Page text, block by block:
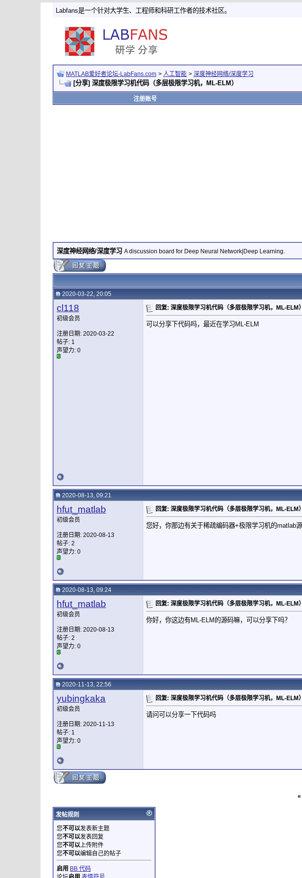
Labfans是一个针对大学生、工程师和科研工作者的技术社区。
MATLAB爱好者论坛-LabFans.com > 人工智能 > 深度神经网络/深度学习
[分享] 深度极限学习机代码（多层极限学习机，ML-ELM）
注册账号
深度神经网络/深度学习 A discussion board for Deep Neural Network|Deep Learning.
2020-03-22, 20:05
cl118
初级会员
注册日期: 2020-03-22
帖子: 1
声望力: 0
回复: 深度极限学习机代码（多层极限学习机，ML-ELM）
可以分享下代码吗，最近在学习ML-ELM
2020-08-13, 09:21
hfut_matlab
初级会员
注册日期: 2020-08-13
帖子: 2
声望力: 0
回复: 深度极限学习机代码（多层极限学习机，ML-ELM）
您好，你那边有关于稀疏编码器+极限学习机的matlab
2020-08-13, 09:24
hfut_matlab
初级会员
注册日期: 2020-08-13
帖子: 2
声望力: 0
回复: 深度极限学习机代码（多层极限学习机，ML-ELM）
你好，你这边有ML-ELM的源码嘛，可以分享下吗？
2020-11-13, 22:56
yubingkaka
初级会员
注册日期: 2020-11-13
帖子: 1
声望力: 0
回复: 深度极限学习机代码（多层极限学习机，ML-ELM）
请问可以分享一下代码吗
«
发帖规则
您不可以发表新主题
您不可以发表回复
您不可以上传附件
您不可以编辑自己的帖子
启用 BB 代码